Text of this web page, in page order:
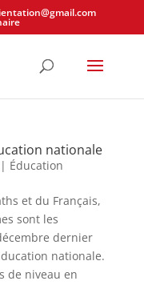
nationale
| Éducation
et du Français,
sont les
dernier
nationale.
de niveau en